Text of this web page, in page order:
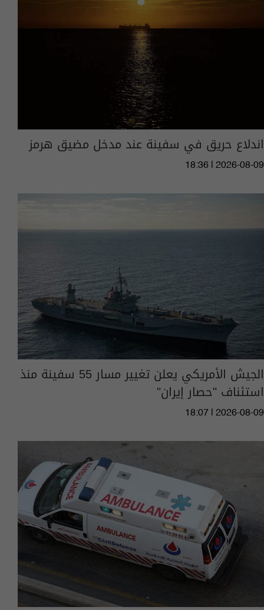
اندلاع حريق في سفينة عند مدخل مضيق هرمز
18:36 | 2026-08-09
الجيش الأمريكي يعلن تغيير مسار 55 سفينة منذ
استئناف "حصار إيران"
18:07 | 2026-08-09